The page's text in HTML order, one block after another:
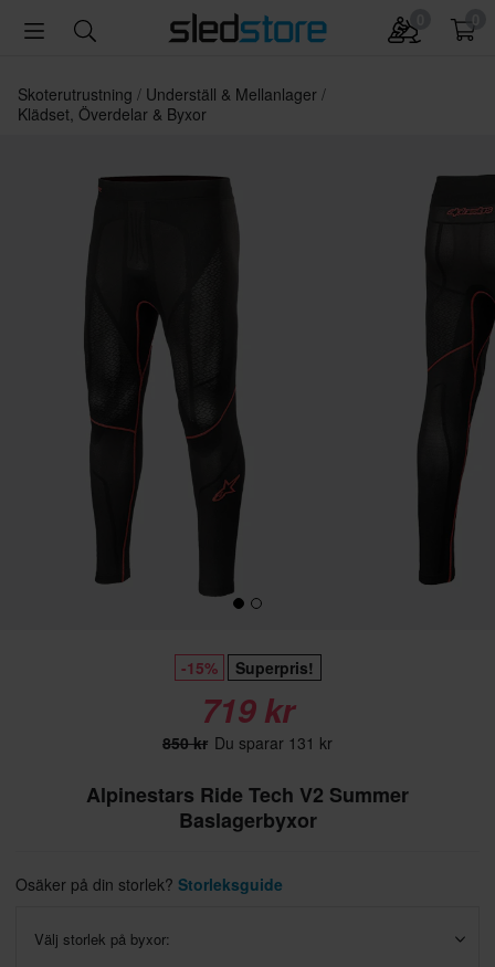
Skoterutrustning
Underställ & Mellanlager
Klädset, Överdelar & Byxor
-15% Superpris!
719 kr
850 kr Du sparar 131 kr
Alpinestars Ride Tech V2 Summer
Baslagerbyxor
Osäker på din storlek? Storleksguide
Välj storlek på byxor: